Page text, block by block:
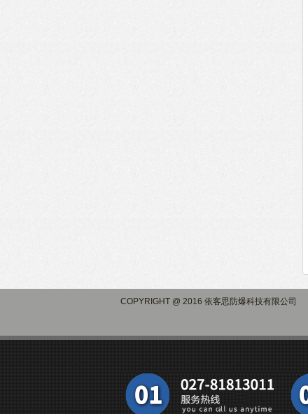
COPYRIGHT @ 2016 依客思防爆科技有限公司